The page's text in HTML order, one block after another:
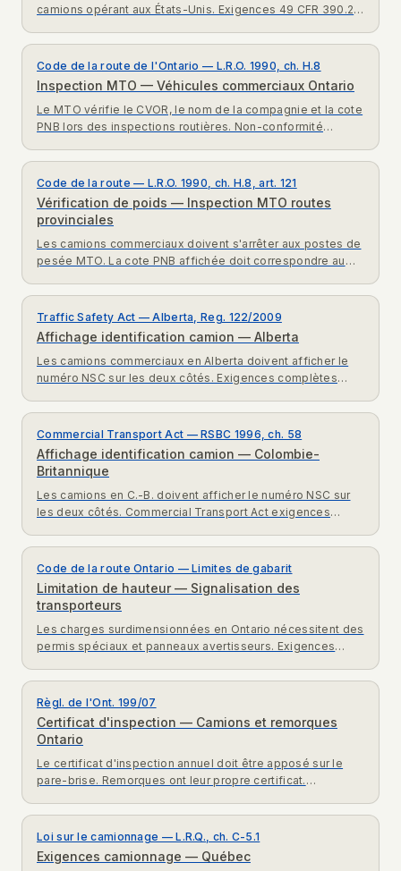
camions opérant aux États-Unis. Exigences 49 CFR 390.21
Code de la route de l'Ontario — L.R.O. 1990, ch. H.8
Inspection MTO — Véhicules commerciaux Ontario
Le MTO vérifie le CVOR, le nom de la compagnie et la cote
PNB lors des inspections routières. Non-conformité
Code de la route — L.R.O. 1990, ch. H.8, art. 121
Vérification de poids — Inspection MTO routes
provinciales
Les camions commerciaux doivent s'arrêter aux postes de
pesée MTO. La cote PNB affichée doit correspondre au
Traffic Safety Act — Alberta, Reg. 122/2009
Affichage identification camion — Alberta
Les camions commerciaux en Alberta doivent afficher le
numéro NSC sur les deux côtés. Exigences complètes
Commercial Transport Act — RSBC 1996, ch. 58
Affichage identification camion — Colombie-
Britannique
Les camions en C.-B. doivent afficher le numéro NSC sur
les deux côtés. Commercial Transport Act exigences
Britannique.
Code de la route Ontario — Limites de gabarit
Limitation de hauteur — Signalisation des
transporteurs
Les charges surdimensionnées en Ontario nécessitent des
permis spéciaux et panneaux avertisseurs. Exigences
Règl. de l'Ont. 199/07
Certificat d'inspection — Camions et remorques
Ontario
Le certificat d'inspection annuel doit être apposé sur le
pare-brise. Remorques ont leur propre certificat.
Loi sur le camionnage — L.R.Q., ch. C-5.1
Exigences camionnage — Québec